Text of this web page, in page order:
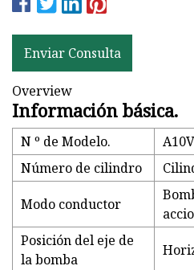
Enviar Consulta
Overview
Información básica.
N º de Modelo.
Número de cilindro
Modo conductor
Posición del eje de
la bomba